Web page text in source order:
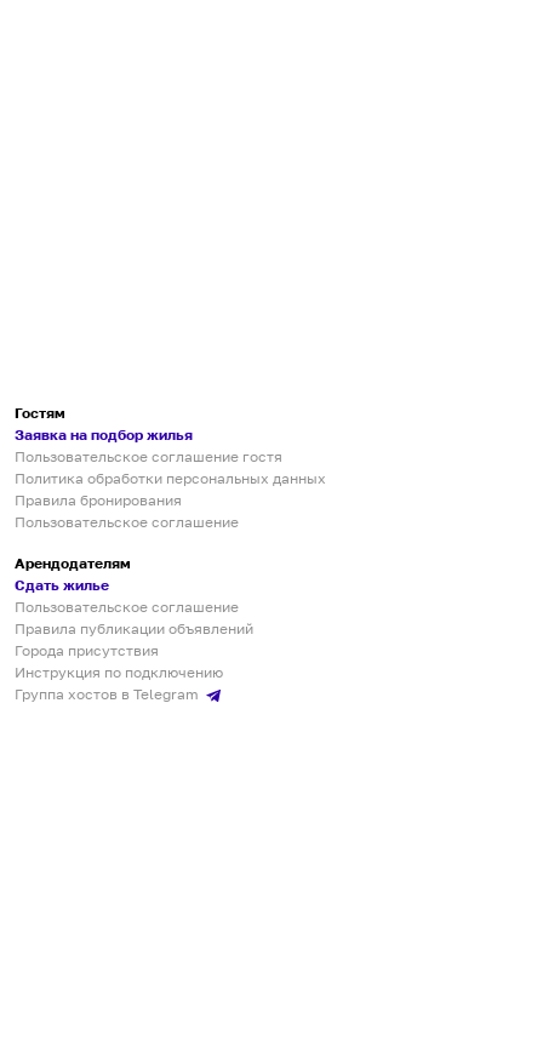
Гостям
Заявка на подбор жилья
Пользовательское соглашение гостя
Политика обработки персональных данных
Правила бронирования
Пользовательское соглашение
Арендодателям
Сдать жилье
Пользовательское соглашение
Правила публикации объявлений
Города присутствия
Инструкция по подключению
Группа хостов в Telegram